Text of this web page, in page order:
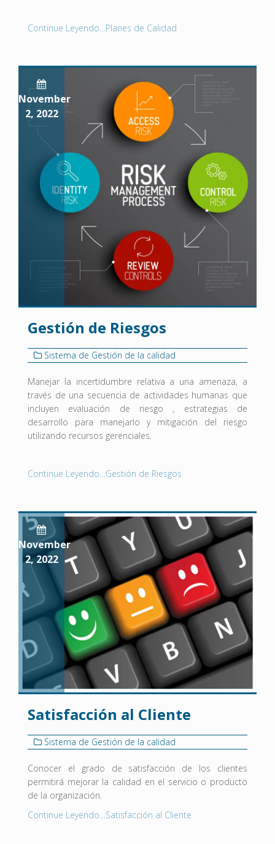
Continue Leyendo…Planes de Calidad
November
2, 2022
Gestión de Riesgos
Sistema de Gestión de la calidad
Manejar la incertidumbre relativa a una amenaza, a
través de una secuencia de actividades humanas que
incluyen evaluación de riesgo , estrategias de
desarrollo para manejarlo y mitigación del riesgo
utilizando recursos gerenciales.
Continue Leyendo…Gestión de Riesgos
November
2, 2022
Satisfacción al Cliente
Sistema de Gestión de la calidad
Conocer el grado de satisfacción de los clientes
permitirá mejorar la calidad en el servicio o producto
de la organización.
Continue Leyendo…Satisfacción al Cliente